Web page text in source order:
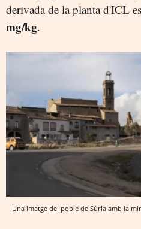
derivada de la planta d'ICL
mg/kg.
Una imatge del poble de Súria amb la